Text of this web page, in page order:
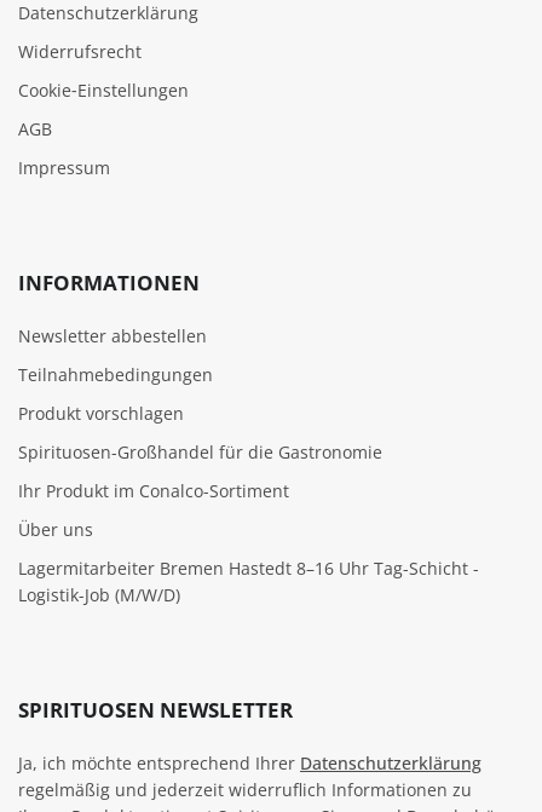
Datenschutzerklärung
Widerrufsrecht
Cookie‑Einstellungen
AGB
Impressum
INFORMATIONEN
Newsletter abbestellen
Teilnahmebedingungen
Produkt vorschlagen
Spirituosen-Großhandel für die Gastronomie
Ihr Produkt im Conalco-Sortiment
Über uns
Lagermitarbeiter Bremen Hastedt 8–16 Uhr Tag-Schicht -
Logistik-Job (M/W/D)
SPIRITUOSEN NEWSLETTER
Ja, ich möchte entsprechend Ihrer Datenschutzerklärung
regelmäßig und jederzeit widerruflich Informationen zu